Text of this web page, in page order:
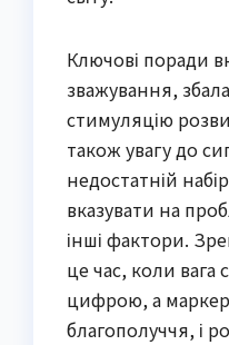
Ключові поради
зважування,
стимуляцію
також увагу до
недостатній
вказувати на
інші фактори.
це час, коли вага
цифрою, а
благополуччя, і